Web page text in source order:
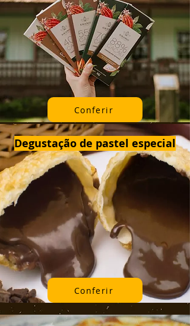
Conferir
Degustação de pastel especial
Conferir